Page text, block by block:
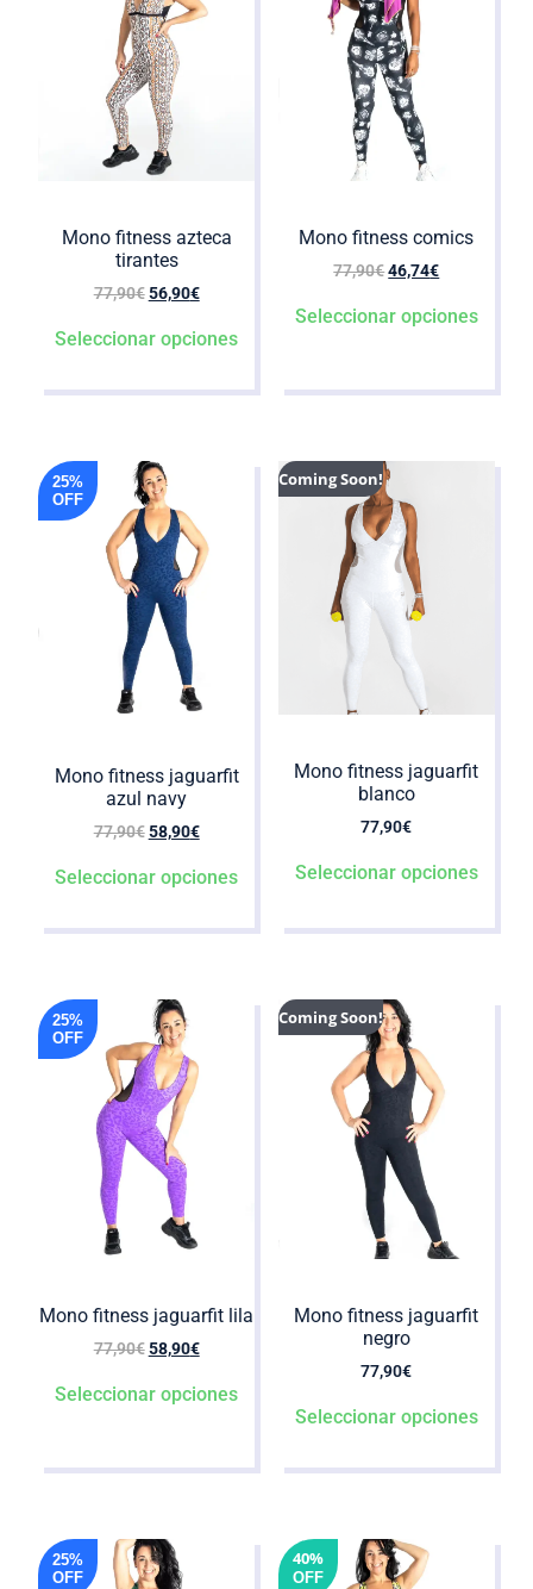
Mono fitness azteca
tirantes
77,90€ 56,90€
Seleccionar opciones
Mono fitness comics
77,90€46,74€
Seleccionar opciones
25%
OFF
Mono fitness jaguarfit
azul navy
77,90€ 58,90€
Seleccionar opciones
Coming Soon!
Mono fitness jaguarfit
blanco
77,90€
Seleccionar opciones
25%
OFF
Mono fitness jaguarfit lila
77,90€ 58,90€
Seleccionar opciones
Coming Soon!
Mono fitness jaguarfit
negro
77,90€
Seleccionar opciones
25%
OFF
40%
OFF